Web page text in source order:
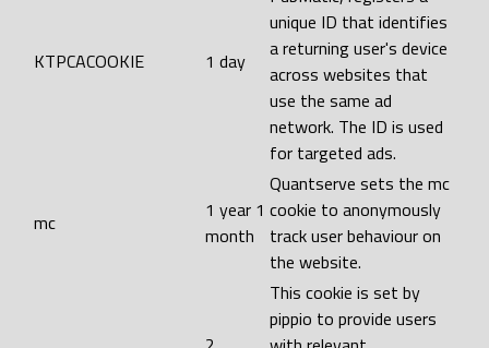
KTPCACOOKIE 1 day
unique ID that identifies
a returning user's device
across websites that
use the same ad
network. The ID is used
for targeted ads.
mc
1 year 1
month
Quantserve sets the mc
cookie to anonymously
track user behaviour on
the website.
This cookie is set by
pippio to provide users